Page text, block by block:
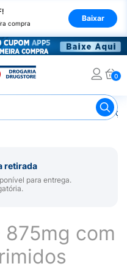
compra
Baixar
0
para Alergias e
retirada
para entrega.
875mg com